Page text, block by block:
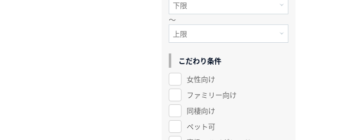
～
こだわり条件
女性向け
ファミリー向け
同棲向け
ペット可